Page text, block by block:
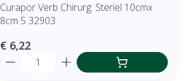
Curapor Verb Chirurg. Steriel 10cmx
8cm 5 32903
€ 6,22